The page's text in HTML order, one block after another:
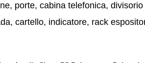
porte, cabina telefonica,
cartello, indicatore, rack